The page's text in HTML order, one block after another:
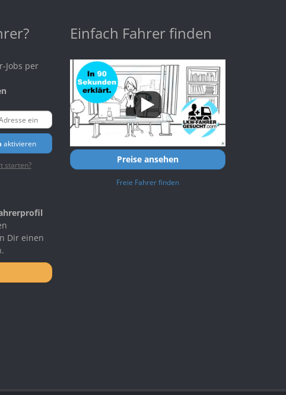
Jobs per
aktivieren
starten?
Dir einen
Einfach Fahrer finden
Preise ansehen
Freie Fahrer finden